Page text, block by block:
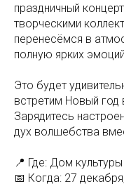
праздничный
творческими
перенесёмся в
полную ярких
Это будет
встретим Новый год
Зарядитесь
дух волшебства
📍 Где: Дом
📅 Когда: 27